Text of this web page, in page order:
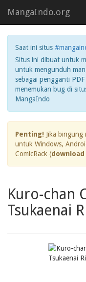
MangaIndo.org
Saat ini situs
Situs ini dibuat untuk
untuk mengunduh
sebagai pengganti
menemukan bug di
MangaIndo
Penting! Jika bingung
untuk Windows,
ComicRack (
Kuro-chan
Tsukaenai